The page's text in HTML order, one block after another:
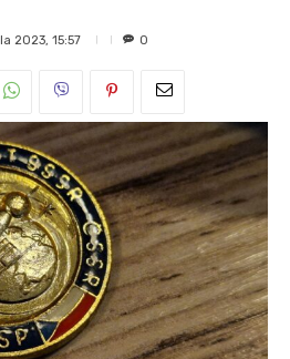
2023, 15:57 0